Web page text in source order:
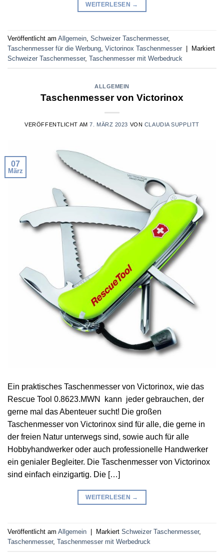
WEITERLESEN →
Veröffentlicht am Allgemein, Schweizer Taschenmesser,
Taschenmesser für die Werbung, Victorinox Taschenmesser
Markiert
Schweizer Taschenmesser, Taschenmesser mit Werbedruck
ALLGEMEIN
Taschenmesser von Victorinox
VERÖFFENTLICHT AM7. MÄRZ 2023 VON CLAUDIA SUPPLITT
07
März
Ein praktisches Taschenmesser von Victorinox, wie das
Rescue Tool 0.8623.MWN kann jeder gebrauchen, der
gerne mal das Abenteuer sucht! Die großen
Taschenmesser von Victorinox sind für alle, die gerne in
der freien Natur unterwegs sind, sowie auch für alle
Hobbyhandwerker oder auch professionelle Handwerker
ein genialer Begleiter. Die Taschenmesser von Victorinox
sind einfach einzigartig. Die […]
WEITERLESEN →
Veröffentlicht am Allgemein Markiert Schweizer Taschenmesser,
Taschenmesser, Taschenmesser mit Werbedruck